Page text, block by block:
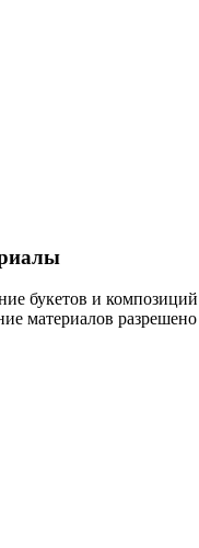
букетов и
материалов